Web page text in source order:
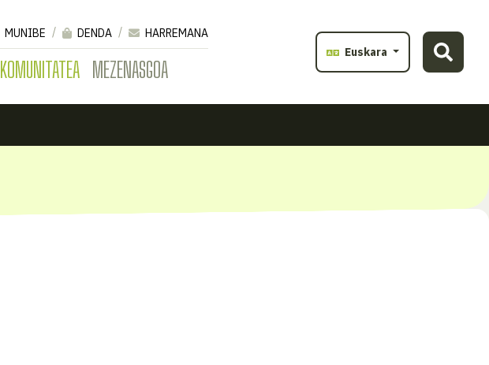
KOMUNITATEA MEZENASGOA
MUNIBE DENDA
HARREMANA
Euskara